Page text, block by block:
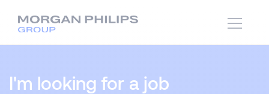
I'm looking for a job